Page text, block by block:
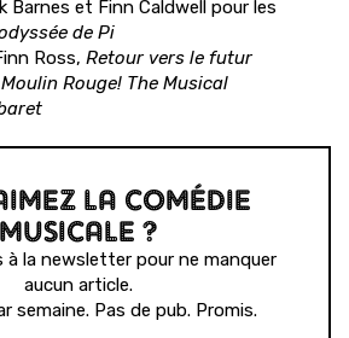
Barnes et Finn Caldwell pour les
de Pi
Ross, Retour vers le futur
Moulin Rouge! The Musical
LA COMÉDIE
MUSICALE ?
la newsletter pour ne manquer
aucun article.
semaine. Pas de pub. Promis.